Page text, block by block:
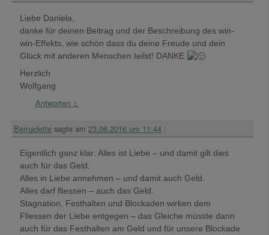
Liebe Daniela,
danke für deinen Beitrag und der Beschreibung des win-
win-Effekts, wie schön dass du deine Freude und dein
Glück mit anderen Menschen teilst! DANKE
Herzlich
Wolfgang
Antworten ↓
Bernadette sagte am 23.06.2016 um 11:44 :
Eigentlich ganz klar: Alles ist Liebe – und damit gilt dies
auch für das Geld.
Alles in Liebe annehmen – und damit auch Geld.
Alles darf fliessen – auch das Geld.
Stagnation, Festhalten und Blockaden wirken dem
Fliessen der Liebe entgegen – das Gleiche müsste dann
auch für das Festhalten am Geld und für unsere Blockade